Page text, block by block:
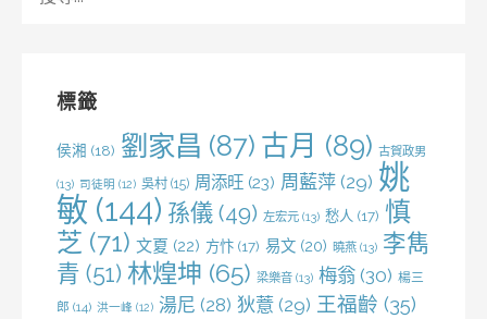
標籤
侯湘 (18) 劉家昌 (87) 古月 (89) 古賀政男
(13) 司徒明 (12) 吳村 (15) 周添旺 (23) 周藍萍 (29) 姚
敏 (144) 孫儀 (49) 左宏元 (13) 愁人 (17) 慎
芝 (71) 文夏 (22) 方忭 (17) 易文 (20) 曉燕 (13) 李雋
青 (51) 林煌坤 (65) 梁樂音 (13) 梅翁 (30) 楊三
郎 (14) 洪一峰 (12) 湯尼 (28) 狄薏 (29) 王福齡 (35)